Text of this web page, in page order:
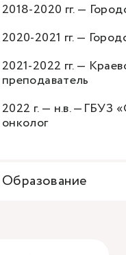
2018-2020 гг. —
2020-2021 гг. —
2021-2022 гг. —
преподаватель
2022 г. — н.в. —ГБУЗ
онколог
Образование